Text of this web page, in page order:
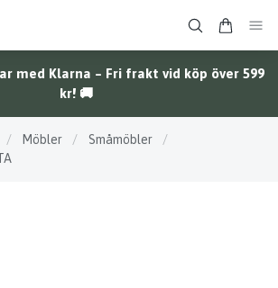
med Klarna – Fri frakt vid köp över 599
kr! 🚚
/ Möbler / Småmöbler
/